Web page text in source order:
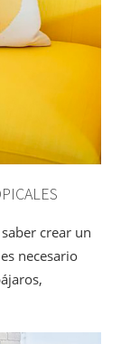
crear un
necesario